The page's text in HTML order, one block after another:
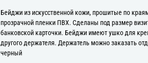
Бейджи из искусственной кожи, прошитые по
прозрачной пленки ПВХ. Сделаны под размер
банковской карточки. Бейджи имеют ушко для
другого держателя. Держатель можно заказать
черный